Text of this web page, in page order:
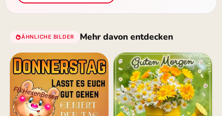
ÄHNLICHE BILDER Mehr davon entdecken